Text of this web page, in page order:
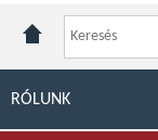
RÓLUNK